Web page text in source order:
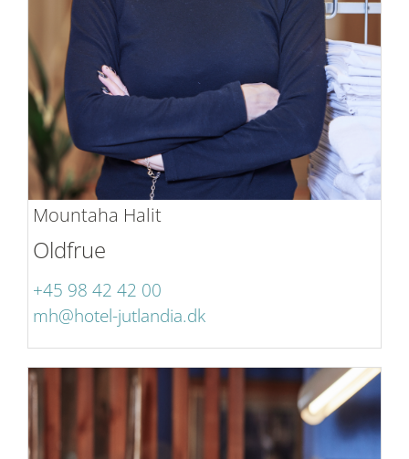
Mountaha Halit
Oldfrue
+45 98 42 42 00
mh@hotel-jutlandia.dk